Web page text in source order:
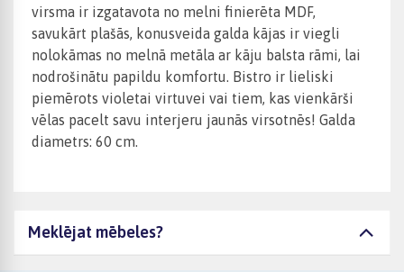
virsma ir izgatavota no melni finierēta MDF,
savukārt plašās, konusveida galda kājas ir viegli
nolokāmas no melnā metāla ar kāju balsta rāmi, lai
nodrošinātu papildu komfortu. Bistro ir lieliski
piemērots violetai virtuvei vai tiem, kas vienkārši
vēlas pacelt savu interjeru jaunās virsotnēs! Galda
diametrs: 60 cm.
Meklējat mēbeles?